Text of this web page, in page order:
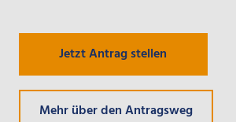
Jetzt Antrag stellen
Mehr über den Antragsweg